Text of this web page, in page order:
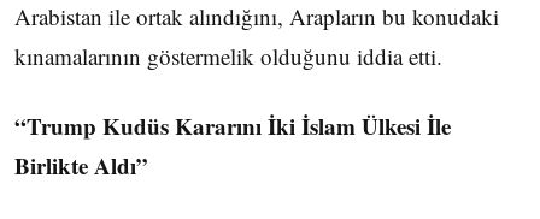
Arabistan ile ortak alındığını, Arapların bu konudaki
kınamalarının göstermelik olduğunu iddia etti.
“Trump Kudüs Kararını İki İslam Ülkesi İle
Birlikte Aldı”